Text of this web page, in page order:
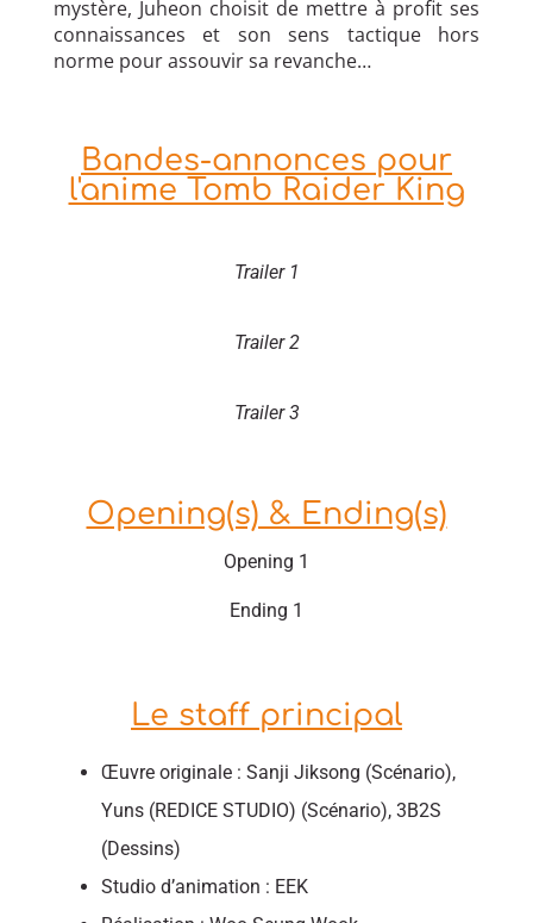
mystère, Juheon choisit de mettre à profit ses
connaissances et son sens tactique hors
norme pour assouvir sa revanche…
Bandes-annonces pour
l'anime Tomb Raider King
Trailer 1
Trailer 2
Trailer 3
Opening(s) & Ending(s)
Opening 1
Ending 1
Le staff principal
Œuvre originale : Sanji Jiksong (Scénario),
Yuns (REDICE STUDIO) (Scénario), 3B2S
(Dessins)
Studio d’animation : EEK